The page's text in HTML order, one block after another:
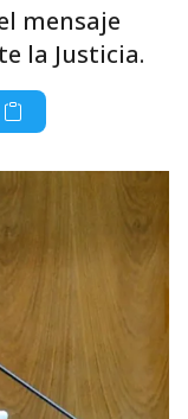
mensaje
la Justicia.